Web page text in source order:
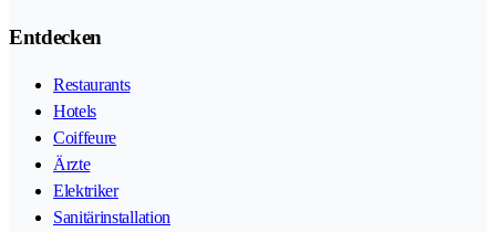
Entdecken
Restaurants
Hotels
Coiffeure
Ärzte
Elektriker
Sanitärinstallation